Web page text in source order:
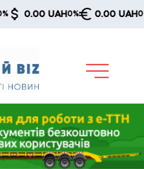
0.00 UAH0% 0.00 UAH0%